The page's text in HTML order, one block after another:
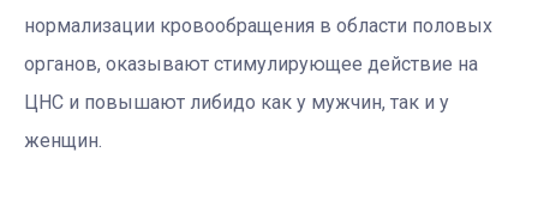
нормализации кровообращения в области половых
органов, оказывают стимулирующее действие на
ЦНС и повышают либидо как у мужчин, так и у
женщин.